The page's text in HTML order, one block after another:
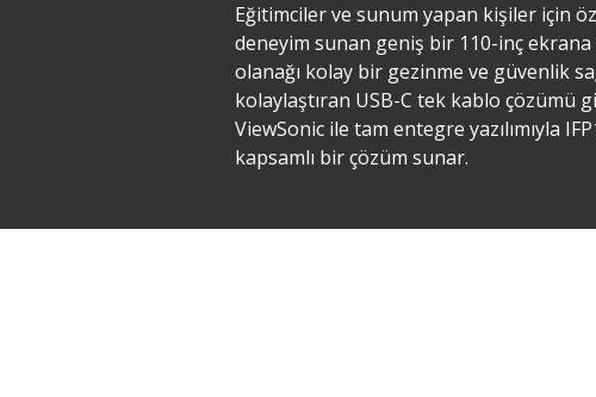
Eğitimciler ve sunum yapan kişiler için
deneyim sunan geniş bir 110-inç ekrana
olanağı kolay bir gezinme ve güvenlik
kolaylaştıran USB-C tek kablo çözümü
ViewSonic ile tam entegre yazılımıyla
kapsamlı bir çözüm sunar.